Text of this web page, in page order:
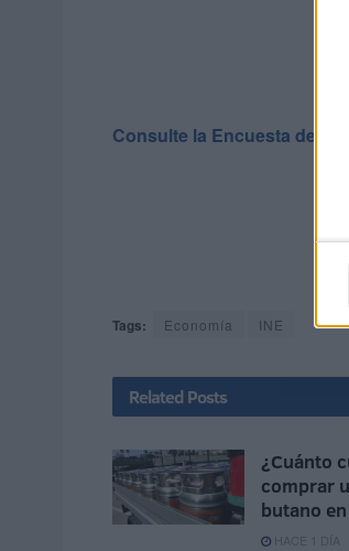
Consulte la Encuesta de
Tags: Economía INE
Related Posts
¿Cuánto
comprar
butano
HACE 1 DÍA